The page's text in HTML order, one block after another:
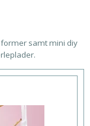
samt mini diy